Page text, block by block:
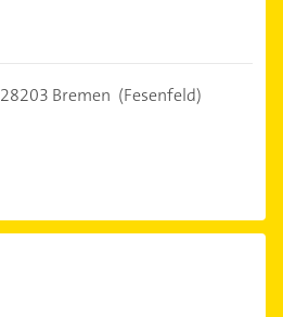
28203 Bremen (Fesenfeld)